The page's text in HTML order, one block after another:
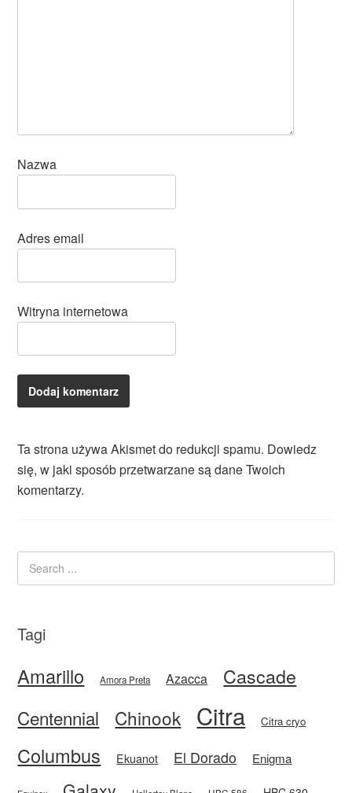
Nazwa
Adres email
Witryna internetowa
Ta strona używa Akismet do redukcji spamu. Dowiedz
się, w jaki sposób przetwarzane są dane Twoich
komentarzy.
Tagi
Amarillo Amora Preta Azacca Cascade
Centennial Chinook Citra Citra cryo
Columbus Ekuanot El Dorado Enigma